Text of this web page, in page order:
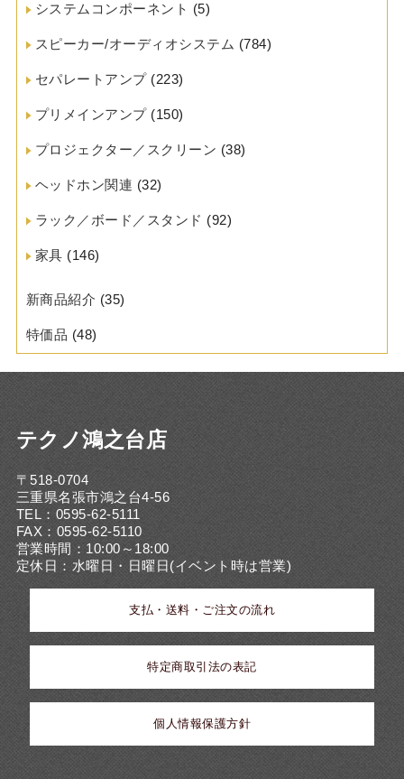
システムコンポーネント (5)
スピーカー/オーディオシステム (784)
セパレートアンプ(223)
プリメインアンプ(150)
プロジェクター／スクリーン (38)
ヘッドホン関連 (32)
ラック／ボード／スタンド (92)
家具 (146)
新商品紹介 (35)
特価品 (48)
テクノ鴻之台店
〒518-0704
三重県名張市鴻之台4-56
TEL：0595-62-5111
FAX：0595-62-5110
営業時間：10:00～18:00
定休日：水曜日・日曜日(イベント時は営業)
支払・送料・ご注文の流れ
特定商取引法の表記
個人情報保護方針